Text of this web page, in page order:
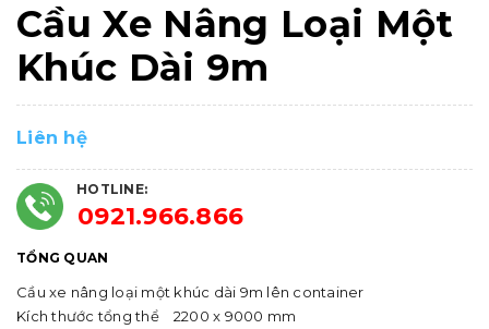
Cầu Xe Nâng Loại Một
Khúc Dài 9m
Liên hệ
HOTLINE:
0921.966.866
TỔNG QUAN
Cầu xe nâng loại một khúc dài 9m lên container
Kích thước tổng thể 2200 x 9000 mm